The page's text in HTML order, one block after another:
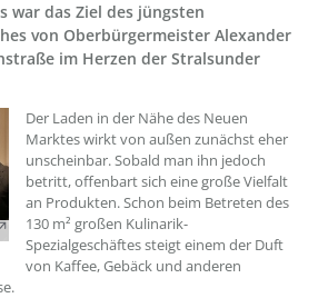
war das Ziel des jüngsten
von Oberbürgermeister Alexander
im Herzen der Stralsunder
??? absaetzeOben[1]/titel ???
Der Laden in der Nähe des Neuen
Marktes wirkt von außen zunächst eher
unscheinbar. Sobald man ihn jedoch
betritt, offenbart sich eine große Vielfalt
an Produkten. Schon beim Betreten des
130 m² großen Kulinarik-
Spezialgeschäftes steigt einem der Duft
von Kaffee, Gebäck und anderen